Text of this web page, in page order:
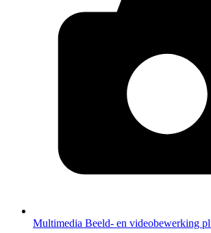
Multimedia Beeld- en videobewerking